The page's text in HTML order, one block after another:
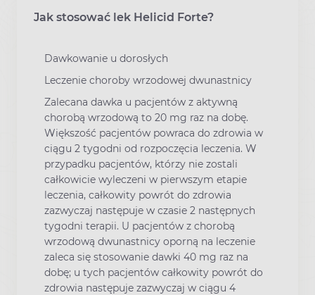
Jak stosować lek Helicid Forte?
Dawkowanie u dorosłych
Leczenie choroby wrzodowej dwunastnicy
Zalecana dawka u pacjentów z aktywną
chorobą wrzodową to 20 mg raz na dobę.
Większość pacjentów powraca do zdrowia w
ciągu 2 tygodni od rozpoczęcia leczenia. W
przypadku pacjentów, którzy nie zostali
całkowicie wyleczeni w pierwszym etapie
leczenia, całkowity powrót do zdrowia
zazwyczaj następuje w czasie 2 następnych
tygodni terapii. U pacjentów z chorobą
wrzodową dwunastnicy oporną na leczenie
zaleca się stosowanie dawki 40 mg raz na
dobę; u tych pacjentów całkowity powrót do
zdrowia następuje zazwyczaj w ciągu 4